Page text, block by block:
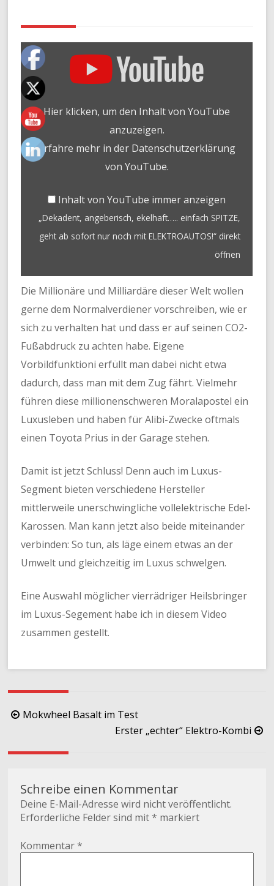
„DEKADENT,
ANGEBERISCH,
EKELHAFT…..
EINFACH
SPITZE,
GEHT
AB
SOFORT
NUR
NOCH
MIT
ELEKTROAUTOS!“
ANZEIGEN
Hier klicken, um den Inhalt von YouTube
anzuzeigen.
Erfahre mehr in der Datenschutzerklärung
von YouTube.
Inhalt von YouTube immer anzeigen
„Dekadent, angeberisch, ekelhaft….. einfach SPITZE,
geht ab sofort nur noch mit ELEKTROAUTOS!“ direkt
öffnen
Die Millionäre und Milliardäre dieser Welt wollen
gerne dem Normalverdiener vorschreiben, wie er
sich zu verhalten hat und dass er auf seinen CO2-
Fußabdruck zu achten habe. Eigene
Vorbildfunktioni erfüllt man dabei nicht etwa
dadurch, dass man mit dem Zug fährt. Vielmehr
führen diese millionenschweren Moralapostel ein
Luxusleben und haben für Alibi-Zwecke oftmals
einen Toyota Prius in der Garage stehen.
Damit ist jetzt Schluss! Denn auch im Luxus-
Segment bieten verschiedene Hersteller
mittlerweile unerschwingliche vollelektrische Edel-
Karossen. Man kann jetzt also beide miteinander
verbinden: So tun, als läge einem etwas an der
Umwelt und gleichzeitig im Luxus schwelgen.
Eine Auswahl möglicher vierrädriger Heilsbringer
im Luxus-Segement habe ich in diesem Video
zusammen gestellt.
Beitragsnavigation
Mokwheel Basalt im Test
Erster „echter“ Elektro-Kombi
Schreibe einen Kommentar
Deine E-Mail-Adresse wird nicht veröffentlicht.
Erforderliche Felder sind mit* markiert
Kommentar*